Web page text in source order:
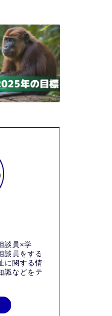
談員×学
談員をする
に関する情
識などをテ